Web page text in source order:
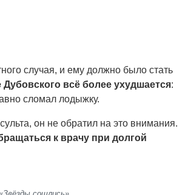
случая, и ему должно было стать
всё более ухудшается:
сломал лодыжку.
он не обратил на это внимания.
к врачу при долгой